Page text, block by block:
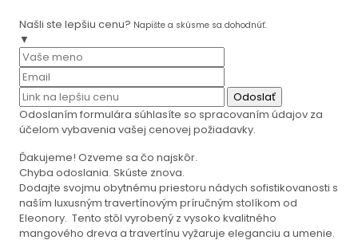
Našli ste lepšiu cenu? Napíšte a skúsme sa dohodnúť.
▼
Odoslať
Odoslaním formulára súhlasíte so spracovaním údajov za
účelom vybavenia vašej cenovej požiadavky.
Ďakujeme! Ozveme sa čo najskôr.
Chyba odoslania. Skúste znova.
Dodajte svojmu obytnému priestoru nádych sofistikovanosti s
naším luxusným travertínovým príručným stolíkom od
Eleonory. Tento stôl vyrobený z vysoko kvalitného
mangového dreva a travertínu vyžaruje eleganciu a umenie.